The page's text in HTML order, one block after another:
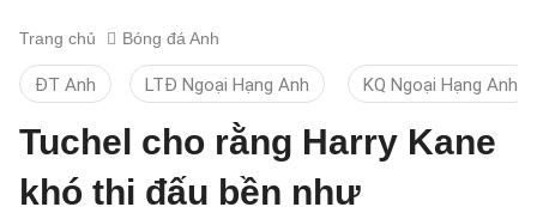
Trang chủ Bóng đá Anh
ĐT Anh LTĐ Ngoại Hạng Anh KQ Ngoại Hạng Anh
Tuchel cho rằng Harry Kane
khó thi đấu bền như